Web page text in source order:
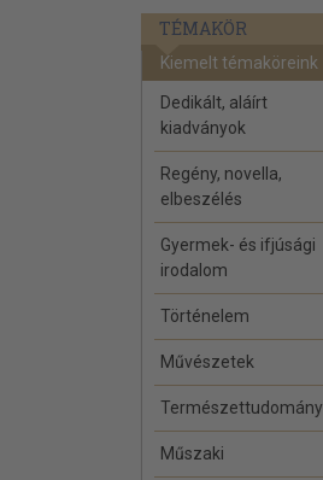
TÉMAKÖR
Kiemelt témaköreink
Dedikált, aláírt
kiadványok
Regény, novella,
elbeszélés
Gyermek- és ifjúsági
irodalom
Történelem
Művészetek
Természettudomány
Műszaki